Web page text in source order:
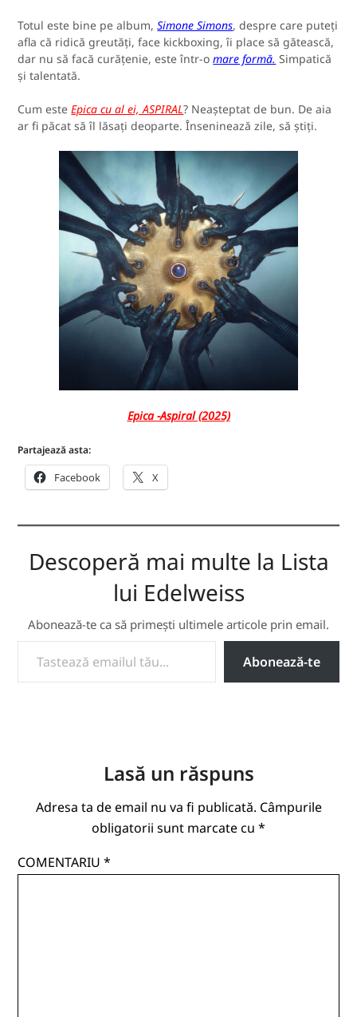
Totul este bine pe album,Simone Simons, despre care puteți
afla că ridică greutăți, face kickboxing, îi place să gătească,
dar nu să facă curățenie, este într-o mare formă. Simpatică
și talentată.
Cum este Epica cu al ei, ASPIRAL? Neașteptat de bun. De aia
ar fi păcat să îl lăsați deoparte. Înseninează zile, să știți.
Epica -Aspiral (2025)
Partajează asta:
Facebook X
Descoperă mai multe la Lista
lui Edelweiss
Abonează-te ca să primești ultimele articole prin email.
TASTEAZĂ EMAILUL TĂU...
Abonează-te
Lasă un răspuns
Adresa ta de email nu va fi publicată. Câmpurile
obligatorii sunt marcate cu *
COMENTARIU*